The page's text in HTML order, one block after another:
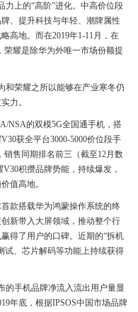
力上的“高阶”进化。中高价位段
、提升科技与年轻、潮牌属性
高地。而在2019年1-11月，在
荣耀是除华为外唯一市场份额提
和荣耀之所以能够在产业寒冬仍
力。
NSA的双模5G全国通手机，搭
获全平台3000-5000价位段手
销售同期排名前三（截至12月数
积攒品牌势能，持续爆发，
值高地。
款搭载华为鸿蒙操作系统的终
新带入大屏领域，推动整个行
得了用户的口碑。近期的“拆机
试、芯片解码等功能上持续获得
的手机品牌净流入流出用户量显
年底，根据IPSOS中国市场品牌